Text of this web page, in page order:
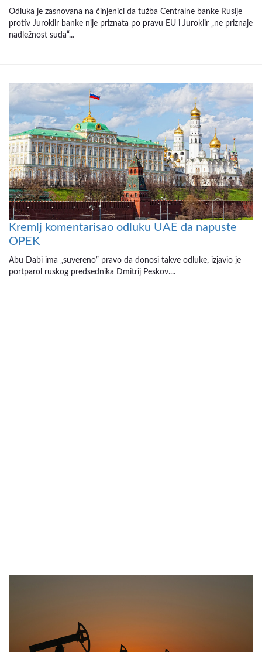
Odluka je zasnovana na činjenici da tužba Centralne banke Rusije
protiv Juroklir banke nije priznata po pravu EU i Juroklir „ne priznaje
nadležnost suda“...
Kremlj komentarisao odluku UAE da napuste
OPEK
Abu Dabi ima „suvereno” pravo da donosi takve odluke, izjavio je
portparol ruskog predsednika Dmitrij Peskov....